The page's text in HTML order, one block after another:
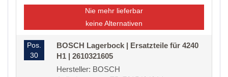
Nie mehr lieferbar
keine Alternativen
Pos.
30
BOSCH Lagerbock | Ersatzteile für 4240
H1 | 2610321605
Hersteller: BOSCH